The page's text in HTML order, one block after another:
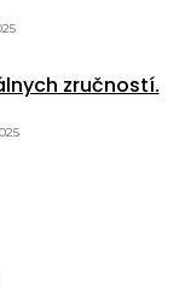
zručností.